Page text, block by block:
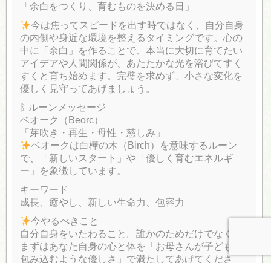
「余白をつくり、育むものを決める日」
今は焦ってスピードを出す時ではなく、自分自身
の内側や身近な環境を整えるタイミングです。心の
中に「余白」を作ることで、本当に大切に育てたい
アイデアや人間関係が、あたたかな光を浴びてすく
すくと育ち始めます。完璧を求めず、小さな変化を
優しく見守ってあげましょう。
ᛒ ルーンメッセージ
ベオーク（Beorc）
「芽吹き・再生・母性・慈しみ」
ベオークは白樺の木（Birch）を意味するルーン
で、「新しいスタート」や「優しく育むエネルギ
ー」を象徴しています。
キーワード
成長、癒やし、新しい生命力、包容力
今やるべきこと
自分自身をいたわること。誰かのためだけでなく、
まずはあなた自身の心と体を「お母さんが子どもを
包み込むような優しさ」で満たしてあげてくださ